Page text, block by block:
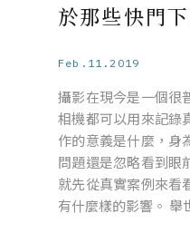
於那些快門
Feb.11.2019
攝影在現今是一個很
相機都可以用來記錄
作的意義是什麼，身
問題還是忽略看到眼
就先從真實案例來看
有什麼樣的影響。